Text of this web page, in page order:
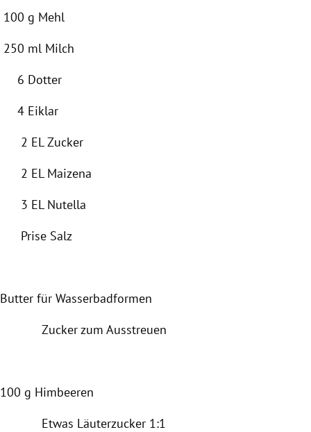
100 g Mehl
250 ml Milch
6 Dotter
4 Eiklar
2 EL Zucker
2 EL Maizena
3 EL Nutella
Prise Salz
Butter für Wasserbadformen
Zucker zum Ausstreuen
100 g Himbeeren
Etwas Läuterzucker 1:1